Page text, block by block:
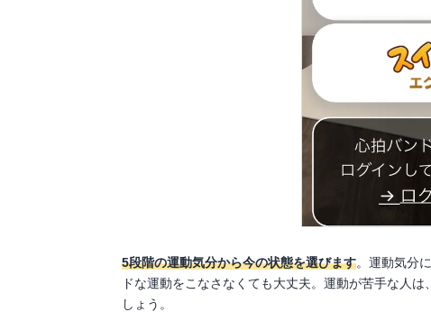
5段階の運動気分から今の状態を選びます。運動気分
ドな運動をこなさなくても大丈夫。運動が苦手な人
しょう。